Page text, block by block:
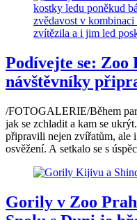
Podívejte se:
návštěvníky
/FOTOGALERIE/Během
jak se zchladit a kam se
připravili nejen zvířatům, ale
osvěžení. A setkalo se s
Gorily v Zoo